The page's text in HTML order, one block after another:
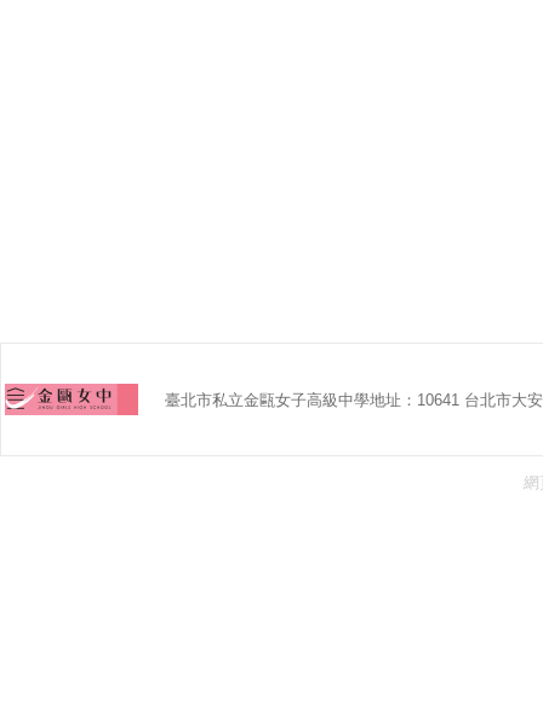
臺北市私立金甌女子高級中學地址：10641 台北市大
網